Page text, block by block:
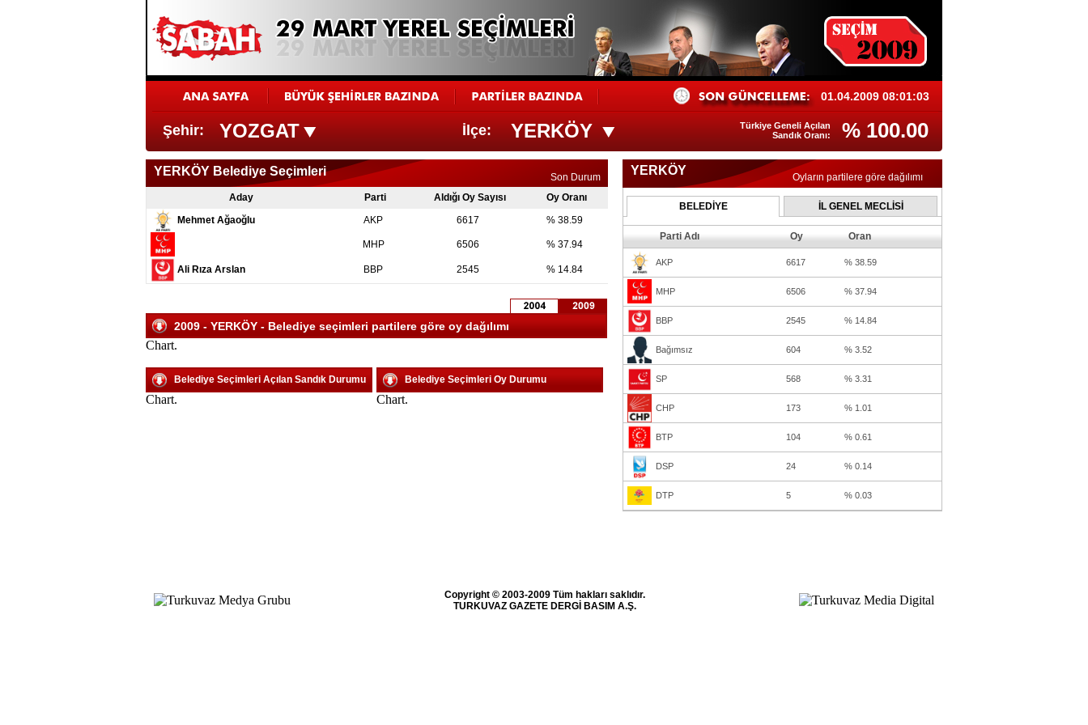
01.04.2009 08:01:03
Şehir: YOZGAT İlçe: YERKÖY
Türkiye Geneli Açılan
Sandık Oranı:
% 100.00
YERKÖY Belediye Seçimleri
Son Durum
Aday
Parti Aldığı Oy Sayısı
Oy Oranı
Mehmet Ağaoğlu
AKP 6617 % 38.59
MHP 6506 % 37.94
Ali Rıza Arslan BBP 2545 % 14.84
2009 - YERKÖY - Belediye seçimleri partilere göre oy dağılımı
Chart.
Belediye Seçimleri Açılan Sandık Durumu
Chart.
Belediye Seçimleri Oy Durumu
Chart.
YERKÖY Oyların partilere göre dağılımı
BELEDİYE İL GENEL MECLİSİ
Parti Adı Oy Oran
AKP 6617 % 38.59
MHP 6506 % 37.94
BBP 2545 % 14.84
Bağımsız 604 % 3.52
SP 568 % 3.31
CHP 173 % 1.01
BTP 104 % 0.61
DSP 24 % 0.14
DTP 5 % 0.03
Copyright © 2003-2009 Tüm hakları saklıdır.
TURKUVAZ GAZETE DERGİ BASIM A.Ş.